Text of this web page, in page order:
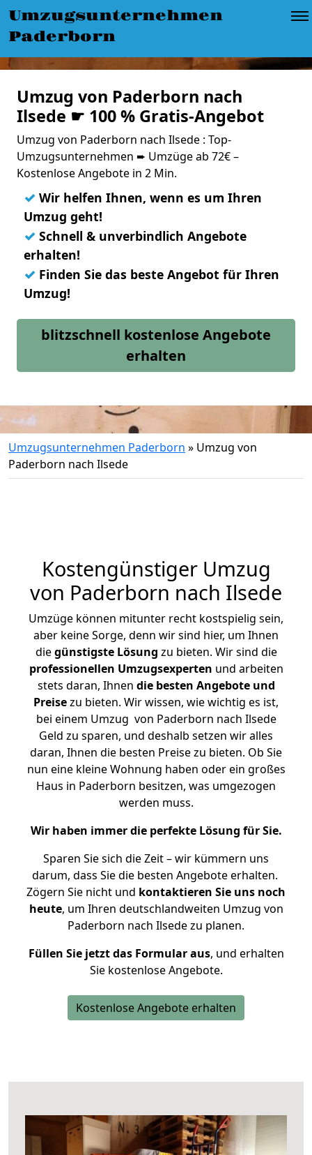
Umzugsunternehmen
Paderborn
Umzug von Paderborn nach
Ilsede ☛ 100 % Gratis-Angebot
Umzug von Paderborn nach Ilsede : Top-
Umzugsunternehmen ➨ Umzüge ab 72€ –
Kostenlose Angebote in 2 Min.
✓ Wir helfen Ihnen, wenn es um Ihren
Umzug geht!
✓ Schnell & unverbindlich Angebote
erhalten!
✓ Finden Sie das beste Angebot für Ihren
Umzug!
blitzschnell kostenlose Angebote
erhalten
Umzugsunternehmen Paderborn » Umzug von
Paderborn nach Ilsede
Kostengünstiger Umzug
von Paderborn nach Ilsede
Umzüge können mitunter recht kostspielig sein,
aber keine Sorge, denn wir sind hier, um Ihnen
diegünstigste Lösung zu bieten. Wir sind die
professionellen Umzugsexperten und arbeiten
stets daran, Ihnen die besten Angebote und
Preisezu bieten. Wir wissen, wie wichtig es ist,
bei einem Umzug von Paderborn nach Ilsede
Geld zu sparen, und deshalb setzen wir alles
daran, Ihnen die besten Preise zu bieten. Ob Sie
nun eine kleine Wohnung haben oder ein großes
Haus in Paderborn besitzen, was umgezogen
werden muss.
Wir haben immer die perfekte Lösung für Sie.
Sparen Sie sich die Zeit – wir kümmern uns
darum, dass Sie die besten Angebote erhalten.
Zögern Sie nicht und kontaktieren Sie uns noch
heute, um Ihren deutschlandweiten Umzug von
Paderborn nach Ilsede zu planen.
Füllen Sie jetzt das Formular aus, und erhalten
Sie kostenlose Angebote.
Kostenlose Angebote erhalten